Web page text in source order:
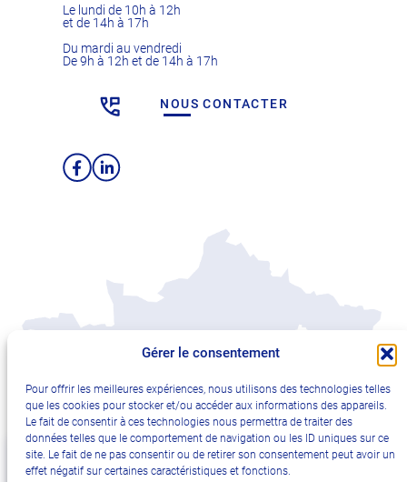
Gérer le consentement
Pour offrir les meilleures expériences, nous utilisons des technologies telles
que les cookies pour stocker et/ou accéder aux informations des appareils.
Le fait de consentir à ces technologies nous permettra de traiter des
données telles que le comportement de navigation ou les ID uniques sur ce
site. Le fait de ne pas consentir ou de retirer son consentement peut avoir un
effet négatif sur certaines caractéristiques et fonctions.
Le lundi de 10h à 12h
et de 14h à 17h
Du mardi au vendredi
De 9h à 12h et de 14h à 17h
NOUS CONTACTER
Facebook
LinkedIn
Plan du site